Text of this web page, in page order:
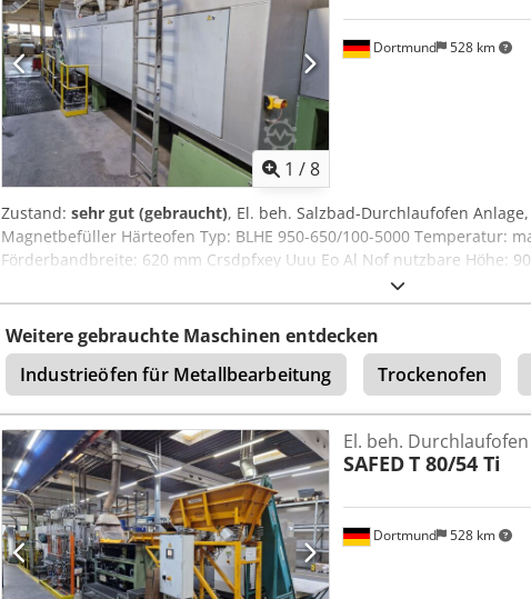
1 /8
Dortmund 528 km
Zustand: sehr gut (gebraucht), El. beh. Salzbad-Durchlaufofen
Magnetbefüller Härteofen Typ: BLHE 950-650/100-5000 Temperatur:
Förderbandbreite: 620 mm Crsdpfxey Uuu Eo Al Nof nutzbare Höhe:
kW Heizungslänge: 5.000 mm Temperaturregelzonen: 5
Verweildauer in der Heizzone: 30 - 240 Minuten Verwendete Gase:
Propan Salzbad Salz: AS200 Waschanlage
Weitere gebrauchte Maschinen entdecken
Industrieöfen für Metallbearbeitung
Trockenofen
Dortmund 528 km
El. beh.
SAFEDT 80/54 Ti